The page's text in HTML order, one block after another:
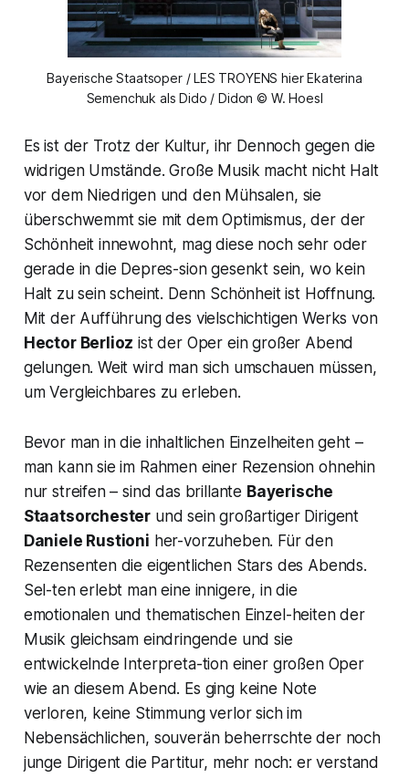
Bayerische Staatsoper / LES TROYENS hier Ekaterina
Semenchuk als Dido / Didon © W. Hoesl
Es ist der Trotz der Kultur, ihr Dennoch gegen die
widrigen Umstände. Große Musik macht nicht Halt
vor dem Niedrigen und den Mühsalen, sie
überschwemmt sie mit dem Optimismus, der der
Schönheit innewohnt, mag diese noch sehr oder
gerade in die Depres-sion gesenkt sein, wo kein
Halt zu sein scheint. Denn Schönheit ist Hoffnung.
Mit der Aufführung des vielschichtigen Werks von
Hector Berlioz ist der Oper ein großer Abend
gelungen. Weit wird man sich umschauen müssen,
um Vergleichbares zu erleben.
Bevor man in die inhaltlichen Einzelheiten geht –
man kann sie im Rahmen einer Rezension ohnehin
nur streifen – sind das brillante Bayerische
Staatsorchester und sein großartiger Dirigent
Daniele Rustioni her-vorzuheben. Für den
Rezensenten die eigentlichen Stars des Abends.
Sel-ten erlebt man eine innigere, in die
emotionalen und thematischen Einzel-heiten der
Musik gleichsam eindringende und sie
entwickelnde Interpreta-tion einer großen Oper
wie an diesem Abend. Es ging keine Note
verloren, keine Stimmung verlor sich im
Nebensächlichen, souverän beherrschte der noch
junge Dirigent die Partitur, mehr noch: er verstand